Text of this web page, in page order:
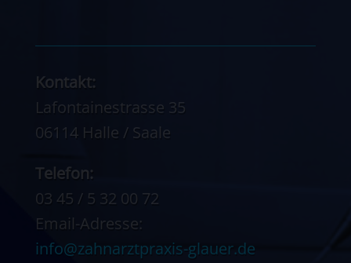
Kontakt:
Lafontainestrasse 35
06114 Halle / Saale
Telefon:
03 45 / 5 32 00 72
Email-Adresse:
info@zahnarztpraxis-glauer.de